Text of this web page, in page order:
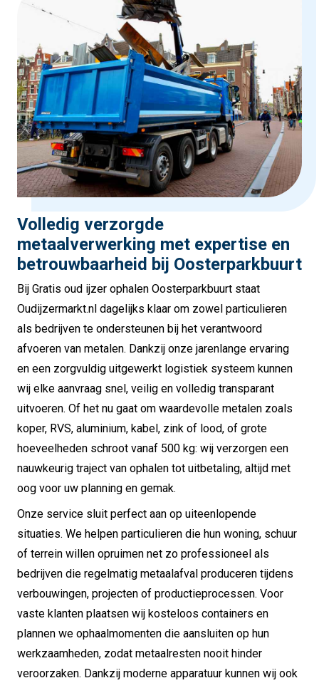
Volledig verzorgde
metaalverwerking met expertise en
betrouwbaarheid bij Oosterparkbuurt
Bij Gratis oud ijzer ophalen Oosterparkbuurt staat
Oudijzermarkt.nl dagelijks klaar om zowel particulieren
als bedrijven te ondersteunen bij het verantwoord
afvoeren van metalen. Dankzij onze jarenlange ervaring
en een zorgvuldig uitgewerkt logistiek systeem kunnen
wij elke aanvraag snel, veilig en volledig transparant
uitvoeren. Of het nu gaat om waardevolle metalen zoals
koper, RVS, aluminium, kabel, zink of lood, of grote
hoeveelheden schroot vanaf 500 kg: wij verzorgen een
nauwkeurig traject van ophalen tot uitbetaling, altijd met
oog voor uw planning en gemak.
Onze service sluit perfect aan op uiteenlopende
situaties. We helpen particulieren die hun woning, schuur
of terrein willen opruimen net zo professioneel als
bedrijven die regelmatig metaalafval produceren tijdens
verbouwingen, projecten of productieprocessen. Voor
vaste klanten plaatsen wij kosteloos containers en
plannen we ophaalmomenten die aansluiten op hun
werkzaamheden, zodat metaalresten nooit hinder
veroorzaken. Dankzij moderne apparatuur kunnen wij ook